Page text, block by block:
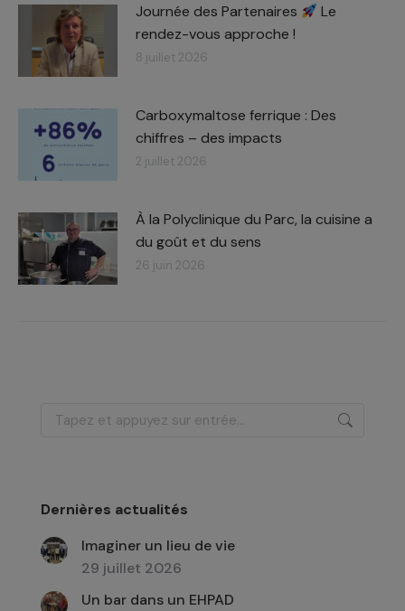
Journée des Partenaires
Le
rendez-vous approche !
8 juillet 2026
Carboxymaltose ferrique : Des
chiffres – des impacts​
2 juillet 2026
À la Polyclinique du Parc, la cuisine a
du goût et du sens
26 juin 2026
Recherche
Dernières actualités
Imaginer un lieu de vie
29 juillet 2026
Un bar dans un EHPAD